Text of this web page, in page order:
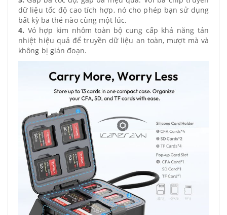
dữ liệu tốc độ cao tích hợp, nó cho phép bạn sử dụng
bất kỳ ba thẻ nào cùng một lúc.
4. Vỏ hợp kim nhôm toàn bộ cung cấp khả năng tản
nhiệt hiệu quả để truyền dữ liệu an toàn, mượt mà và
không bị gián đoạn.